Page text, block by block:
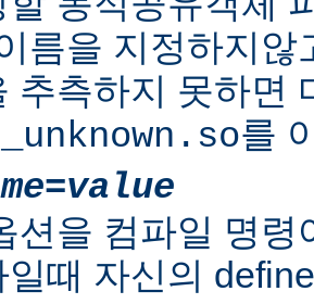
름을 지정하지
추측하지 못하면
를
=value
션을 컴파일 명
일때 자신의